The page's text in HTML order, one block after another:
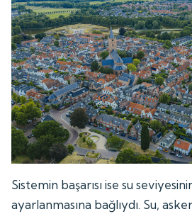
Sistemin başarısı ise su
ayarlanmasına bağlıydı. Su,